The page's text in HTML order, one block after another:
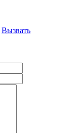
Вызвать